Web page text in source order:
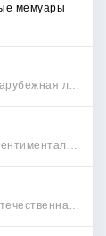
мемуары